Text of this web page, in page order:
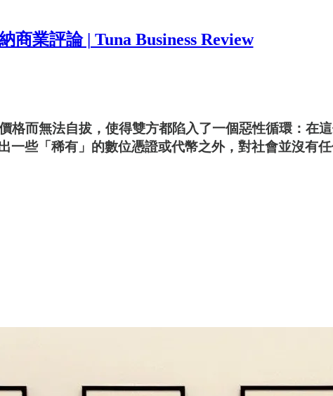
商業評論 | Tuna Business Review
而無法自拔，使得雙方都陷入了一個惡性循環：在
些「稀有」的數位憑證或代幣之外，對社會並沒有任